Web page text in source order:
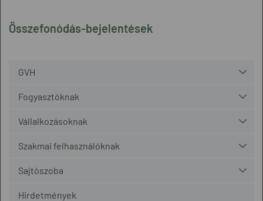
Összefonódás-bejelentések
GVH
Fogyasztóknak
Vállalkozásoknak
Szakmai felhasználóknak
Sajtószoba
Hirdetmények